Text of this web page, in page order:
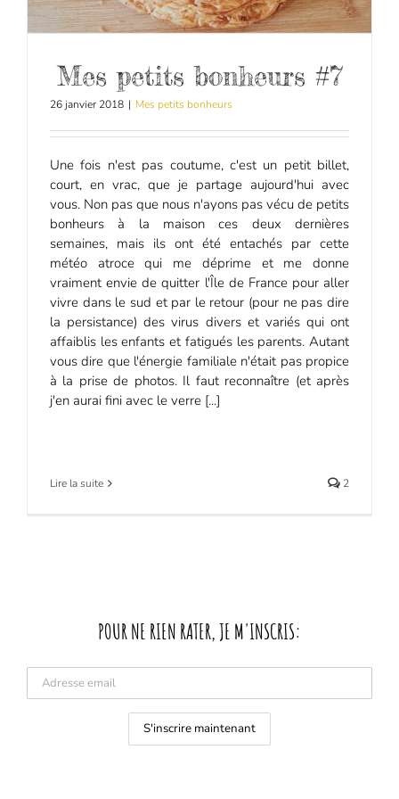
Mes petits bonheurs #7
26 janvier 2018 | Mes petits bonheurs
Une fois n'est pas coutume, c'est un petit billet,
court, en vrac, que je partage aujourd'hui avec
vous. Non pas que nous n'ayons pas vécu de petits
bonheurs à la maison ces deux dernières
semaines, mais ils ont été entachés par cette
météo atroce qui me déprime et me donne
vraiment envie de quitter l'Île de France pour aller
vivre dans le sud et par le retour (pour ne pas dire
la persistance) des virus divers et variés qui ont
affaiblis les enfants et fatigués les parents. Autant
vous dire que l'énergie familiale n'était pas propice
à la prise de photos. Il faut reconnaître (et après
j'en aurai fini avec le verre [...]
Lire la suite 2
POUR NE RIEN RATER, JE M'INSCRIS: